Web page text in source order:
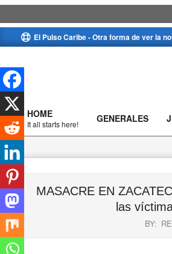
to
El Pulso Caribe - Otra forma de ver la
Primary
Navigation
Menu
HOME
It all starts here! GENERALES
MASACRE EN
las
BY: